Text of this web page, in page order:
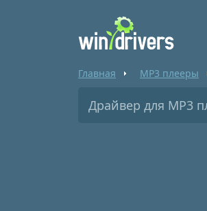
Главная MP3 плееры
Драйвер для MP3